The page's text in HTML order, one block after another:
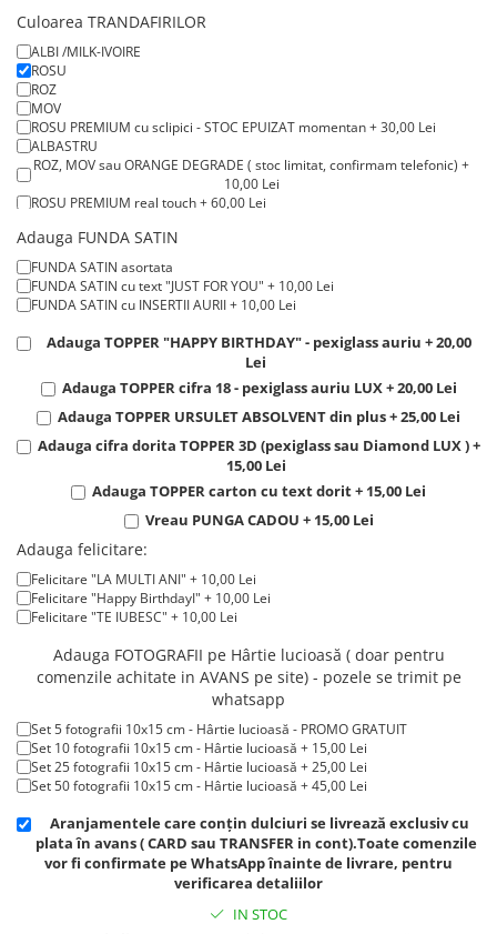
Halate si pijamale Family
Incaltaminte
Seturi elegante femei
Umbrele
Pijamale de copii
Pijamale BIG SIZE femei
Cadouri ocazii speciale
Tricouri de craciun
Tricouri de cuplu Valentine's Day
Valentine's Day
Cadouri pentru Nasi si Fini
Cadouri Craciun
Cadouri pentru Mama
Cadouri pentru profesori sau absolventi
Cadouri de Paște
Cadouri Traditionale Romanesti
8 Martie
Cadouri pentru CUPLU El & Ea
Cadouri Iubitori de animale
Cadouri pentru sportivi
Cadouri Colegi, sefi sau angajati
Cadouri pentru Doctori
Cadouri pentru Sfânta Maria
Martisoare
Culoarea TRANDAFIRILOR
ALBI /MILK-IVOIRE
ROSU
ROZ
MOV
ROSU PREMIUM cu sclipici - STOC EPUIZAT momentan + 30,00 Lei
ALBASTRU
ROZ, MOV sau ORANGE DEGRADE ( stoc limitat, confirmam telefonic) +
10,00 Lei
ROSU PREMIUM real touch + 60,00 Lei
Adauga FUNDA SATIN
FUNDA SATIN asortata
FUNDA SATIN cu text "JUST FOR YOU" + 10,00 Lei
FUNDA SATIN cu INSERTII AURII + 10,00 Lei
Adauga TOPPER "HAPPY BIRTHDAY" - pexiglass auriu + 20,00
Lei
Adauga TOPPER cifra 18 - pexiglass auriu LUX + 20,00 Lei
Adauga TOPPER URSULET ABSOLVENT din plus + 25,00 Lei
Adauga cifra dorita TOPPER 3D (pexiglass sau Diamond LUX ) +
15,00 Lei
Adauga TOPPER carton cu text dorit + 15,00 Lei
Vreau PUNGA CADOU + 15,00 Lei
Adauga felicitare:
Felicitare "LA MULTI ANI" + 10,00 Lei
Felicitare "Happy BirthdayI" + 10,00 Lei
Felicitare "TE IUBESC" + 10,00 Lei
Adauga FOTOGRAFII pe Hârtie lucioasă ( doar pentru
comenzile achitate in AVANS pe site) - pozele se trimit pe
whatsapp
Set 5 fotografii 10x15 cm - Hârtie lucioasă - PROMO GRATUIT
Set 10 fotografii 10x15 cm - Hârtie lucioasă + 15,00 Lei
Set 25 fotografii 10x15 cm - Hârtie lucioasă + 25,00 Lei
Set 50 fotografii 10x15 cm - Hârtie lucioasă + 45,00 Lei
Aranjamentele care conțin dulciuri se livrează exclusiv cu
plata în avans ( CARD sau TRANSFER in cont).Toate comenzile
vor fi confirmate pe WhatsApp înainte de livrare, pentru
verificarea detaliilor
IN STOC